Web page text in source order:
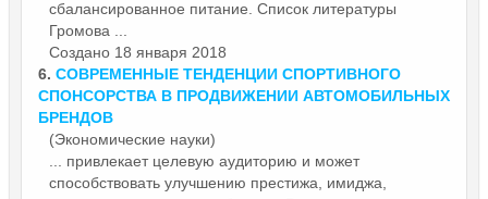
сбалансированное питание. Список литературы
Громова ...
Создано 18 января 2018
6. СОВРЕМЕННЫЕ ТЕНДЕНЦИИ СПОРТИВНОГО
СПОНСОРСТВА В ПРОДВИЖЕНИИ АВТОМОБИЛЬНЫХ
БРЕНДОВ
(Экономические науки)
... привлекает целевую аудиторию и может
способствовать улучшению престижа, имиджа,